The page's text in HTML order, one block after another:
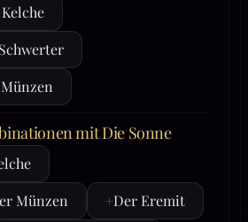
mit Die Sonne
Münzen +Der Eremit